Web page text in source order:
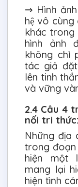
⇒ Hình
hệ vô cùng
khác trong
hình ảnh
không chỉ
tác giả
lên tinh
và vững
2.4 Câu 4
nối tri thức:
Những địa
trong đoạn
hiện một
mang lại
hiện tình